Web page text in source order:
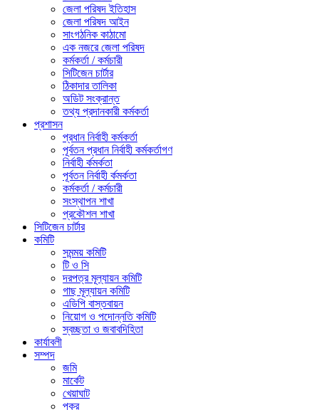
জেলা পরিষদ ইতিহাস
জেলা পরিষদ আইন
সাংগঠনিক কাঠামো
এক নজরে জেলা পরিষদ
কর্মকর্তা / কর্মচারী
সিটিজেন চার্টার
ঠিকাদার তালিকা
অডিট সংক্রান্ত
তথ্য প্রদানকারী কর্মকর্তা
প্রশাসন
প্রধান নির্বাহী কর্মকর্তা
পূর্বতন প্রধান নির্বাহী কর্মকর্তাগণ
নির্বাহী র্কমর্কতা
পূর্বতন নির্বাহী র্কমর্কতা
কর্মকর্তা / কর্মচারী
সংস্থাপন শাখা
প্রকৌশল শাখা
সিটিজেন চার্টার
কমিটি
সমন্ময় কমিটি
টি ও সি
দরপত্র মূল্যায়ন কমিটি
গাছ মূল্যায়ন কমিটি
এডিপি বাস্তবায়ন
নিয়োগ ও পদোন্নতি কমিটি
স্বচ্ছতা ও জবাবদিহিতা
কার্যাবলী
সম্পদ
জমি
মার্কেট
খেয়াঘাট
পুকুর